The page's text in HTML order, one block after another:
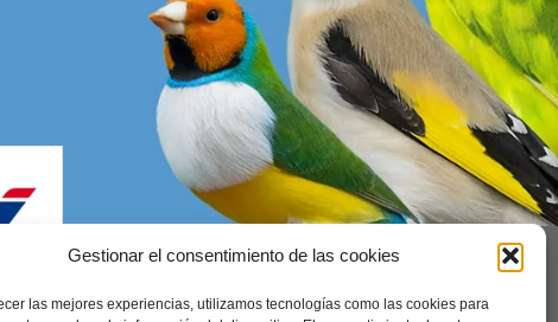
Gestionar el consentimiento de las cookies
las mejores experiencias, utilizamos tecnologías como las cookies para